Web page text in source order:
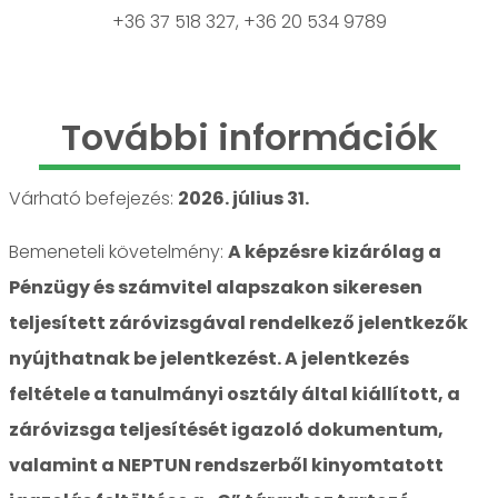
+36 37 518 327, +36 20 534 9789
További információk
Várható befejezés: 2026. július 31.
Bemeneteli követelmény: A képzésre kizárólag a
Pénzügy és számvitel alapszakon sikeresen
teljesített záróvizsgával rendelkező jelentkezők
nyújthatnak be jelentkezést. A jelentkezés
feltétele a tanulmányi osztály által kiállított, a
záróvizsga teljesítését igazoló dokumentum,
valamint a NEPTUN rendszerből kinyomtatott